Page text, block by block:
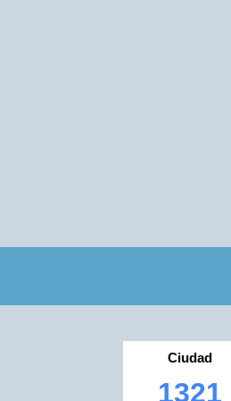
Ciudad
1321